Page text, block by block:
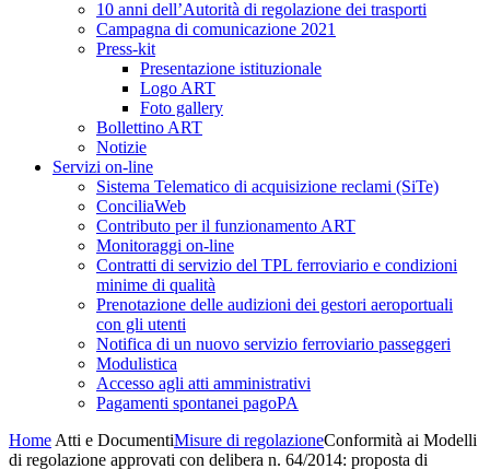
10 anni dell’Autorità di regolazione dei trasporti
Campagna di comunicazione 2021
Press-kit
Presentazione istituzionale
Logo ART
Foto gallery
Bollettino ART
Notizie
Servizi on-line
Sistema Telematico di acquisizione reclami (SiTe)
ConciliaWeb
Contributo per il funzionamento ART
Monitoraggi on-line
Contratti di servizio del TPL ferroviario e condizioni
minime di qualità
Prenotazione delle audizioni dei gestori aeroportuali
con gli utenti
Notifica di un nuovo servizio ferroviario passeggeri
Modulistica
Accesso agli atti amministrativi
Pagamenti spontanei pagoPA
Home Atti e DocumentiMisure di regolazioneConformità ai Modelli
di regolazione approvati con delibera n. 64/2014: proposta di